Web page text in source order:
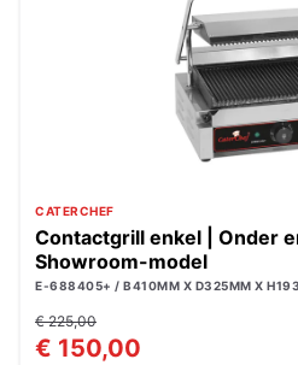
CATERCHEF
Contactgrill enkel | Onder
Showroom-model
E-688405+ / B410MM X D325MM X
€ 225,00
€ 150,00